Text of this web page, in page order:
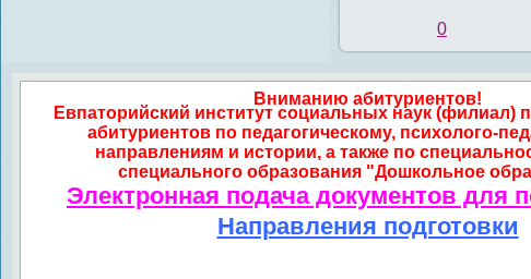
0
Вниманию абитуриентов!
Евпаторийский институт социальных наук (филиал)
абитуриентов по педагогическому, психолого-
направлениям и истории, а также по
специального образования "Дошкольное
Электронная подача документов для
Направления подготовки